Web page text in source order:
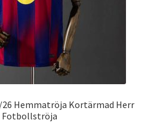
produktsidan
26 Hemmatröja Kortärmad Herr
Fotbollströja